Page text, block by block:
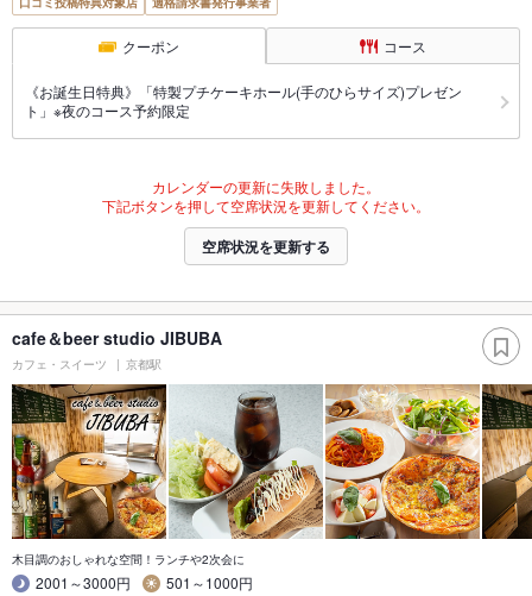
クーポン コース
《お誕生日特典》「特製プチケーキホール(手のひらサイズ)プレゼン
ト」※夜のコース予約限定
カレンダーの更新に失敗しました。
下記ボタンを押して空席状況を更新してください。
空席状況を更新する
cafe＆beer studio JIBUBA
カフェ・スイーツ 京都駅
木目調のおしゃれな空間！ランチや2次会に
2001～3000円
501～1000円